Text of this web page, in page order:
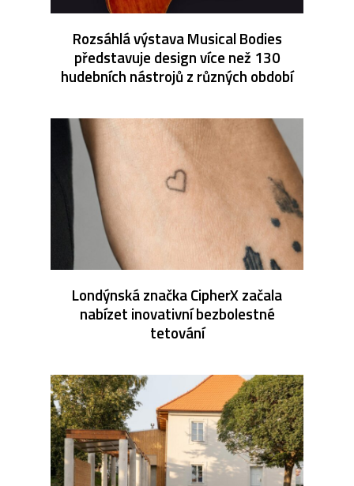
Rozsáhlá výstava Musical Bodies
představuje design více než 130
hudebních nástrojů z různých období
Londýnská značka CipherX začala
nabízet inovativní bezbolestné
tetování